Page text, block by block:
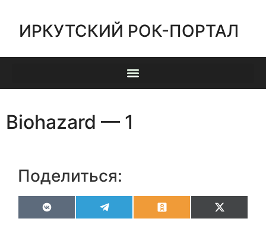
ИРКУТСКИЙ РОК-ПОРТАЛ
Biohazard — 1
Поделиться:
VK OdnoklassnikiX
(Twitter)